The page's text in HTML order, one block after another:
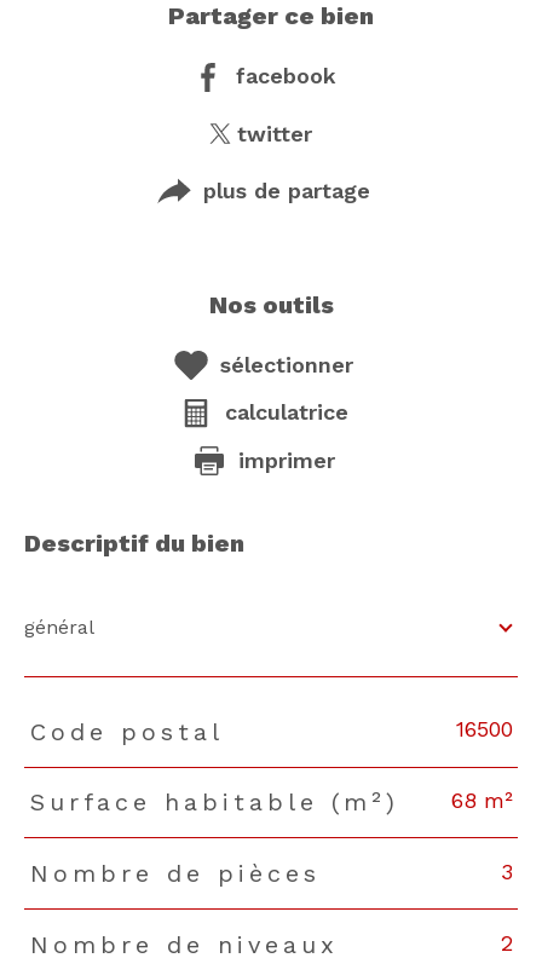
partager ce bien
facebook
twitter
plus de partage
nos outils
sélectionner
calculatrice
imprimer
descriptif du bien
général
TRAD_PAMPERO_Caracteristique Valeurs
Code postal 16500
Surface habitable (m²) 68 m²
Nombre de pièces 3
Nombre de niveaux 2